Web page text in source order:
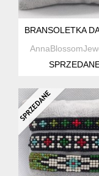
BRANSOLETKA